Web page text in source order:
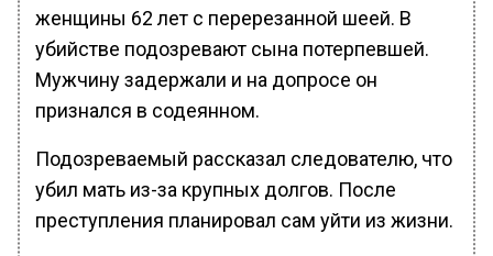
женщины 62 лет с перерезанной шеей. В
убийстве подозревают сына потерпевшей.
Мужчину задержали и на допросе он
признался в содеянном.
Подозреваемый рассказал следователю, что
убил мать из-за крупных долгов. После
преступления планировал сам уйти из жизни.